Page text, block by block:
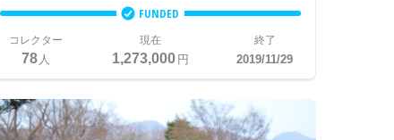
FUNDED
コレクター
78人
現在
1,273,000円
終了
2019/11/29